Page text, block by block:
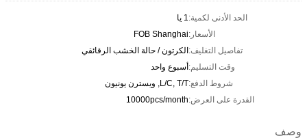
الحد الأدنى لكمية:1 يا
الأسعار:FOB Shanghai
تفاصيل التغليف:الكرتون / حالة الخشب الرقائقي
وقت التسليم:أسبوع واحد
شروط الدفع:L/C, T/T, ويسترن يونيون
القدرة على العرض:10000pcs/month
وصف